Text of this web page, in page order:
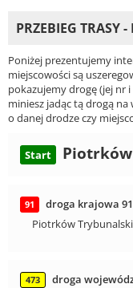
PRZEBIEG TRASY
Poniżej prezentujemy
miejscowości są
pokazujemy drogę (jej nr
miniesz jadąc tą drogą na
o danej drodze czy
Start
91
droga krajowa 91
Piotrków Trybunalski
473
droga